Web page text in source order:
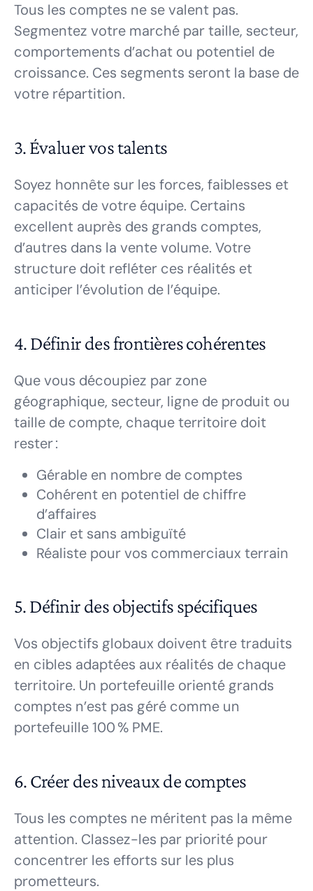
Tous les comptes ne se valent pas.
Segmentez votre marché par taille, secteur,
comportements d’achat ou potentiel de
croissance. Ces segments seront la base de
votre répartition.
3. Évaluer vos talents
Soyez honnête sur les forces, faiblesses et
capacités de votre équipe. Certains
excellent auprès des grands comptes,
d’autres dans la vente volume. Votre
structure doit refléter ces réalités et
anticiper l’évolution de l’équipe.
4. Définir des frontières cohérentes
Que vous découpiez par zone
géographique, secteur, ligne de produit ou
taille de compte, chaque territoire doit
rester :
Gérable en nombre de comptes
Cohérent en potentiel de chiffre
d’affaires
Clair et sans ambiguïté
Réaliste pour vos commerciaux terrain
5. Définir des objectifs spécifiques
Vos objectifs globaux doivent être traduits
en cibles adaptées aux réalités de chaque
territoire. Un portefeuille orienté grands
comptes n’est pas géré comme un
portefeuille 100 % PME.
6. Créer des niveaux de comptes
Tous les comptes ne méritent pas la même
attention. Classez-les par priorité pour
concentrer les efforts sur les plus
prometteurs.